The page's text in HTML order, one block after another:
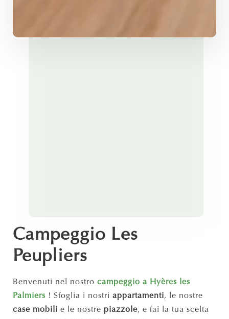
Campeggio Les
Peupliers
Benvenuti nel nostro campeggio a Hyères les
Palmiers ! Sfoglia i nostri appartamenti, le nostre
case mobili e le nostre piazzole, e fai la tua scelta